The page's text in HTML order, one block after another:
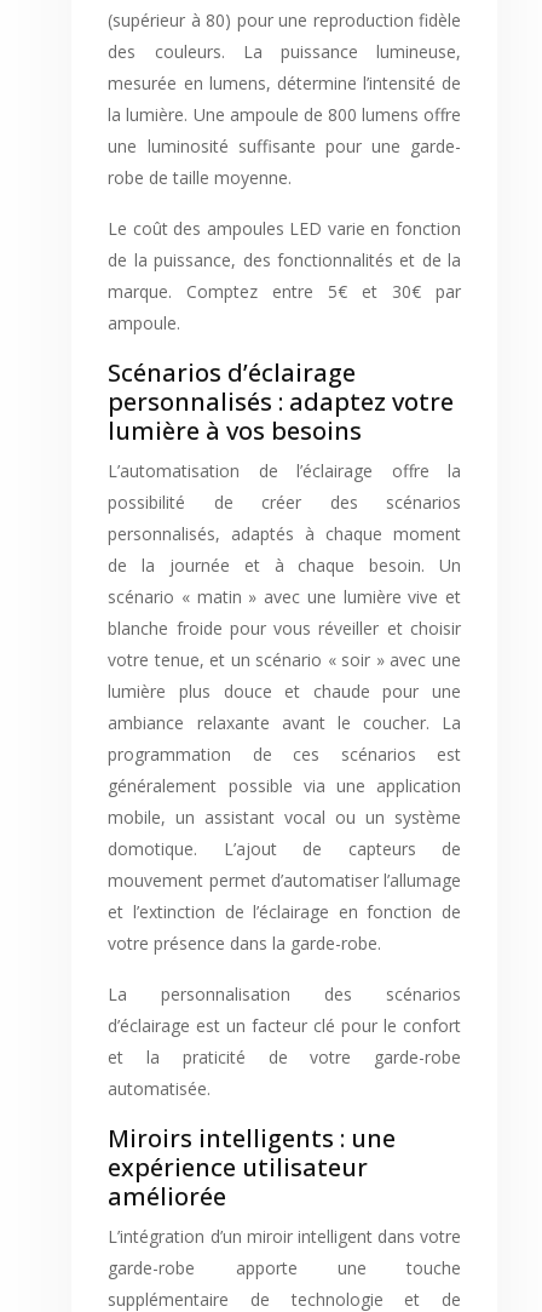
(supérieur à 80) pour une reproduction fidèle
des couleurs. La puissance lumineuse,
mesurée en lumens, détermine l’intensité de
la lumière. Une ampoule de 800 lumens offre
une luminosité suffisante pour une garde-
robe de taille moyenne.
Le coût des ampoules LED varie en fonction
de la puissance, des fonctionnalités et de la
marque. Comptez entre 5€ et 30€ par
ampoule.
Scénarios d’éclairage
personnalisés : adaptez votre
lumière à vos besoins
L’automatisation de l’éclairage offre la
possibilité de créer des scénarios
personnalisés, adaptés à chaque moment
de la journée et à chaque besoin. Un
scénario « matin » avec une lumière vive et
blanche froide pour vous réveiller et choisir
votre tenue, et un scénario « soir » avec une
lumière plus douce et chaude pour une
ambiance relaxante avant le coucher. La
programmation de ces scénarios est
généralement possible via une application
mobile, un assistant vocal ou un système
domotique. L’ajout de capteurs de
mouvement permet d’automatiser l’allumage
et l’extinction de l’éclairage en fonction de
votre présence dans la garde-robe.
La personnalisation des scénarios
d’éclairage est un facteur clé pour le confort
et la praticité de votre garde-robe
automatisée.
Miroirs intelligents : une
expérience utilisateur
améliorée
L’intégration d’un miroir intelligent dans votre
garde-robe apporte une touche
supplémentaire de technologie et de